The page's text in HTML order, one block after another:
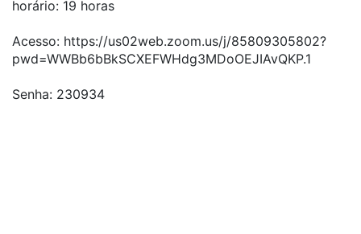
horário: 19 horas
Acesso: https://us02web.zoom.us/j/85809305802?
pwd=WWBb6bBkSCXEFWHdg3MDoOEJIAvQKP.1
Senha: 230934